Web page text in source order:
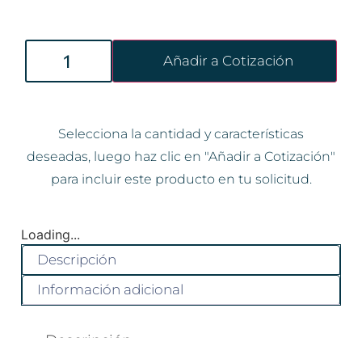
Añadir a Cotización
Selecciona la cantidad y características
deseadas, luego haz clic en "Añadir a Cotización"
para incluir este producto en tu solicitud.
Loading...
Descripción
Información adicional